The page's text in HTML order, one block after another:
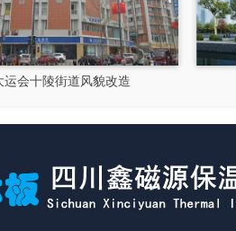
街道风貌改造